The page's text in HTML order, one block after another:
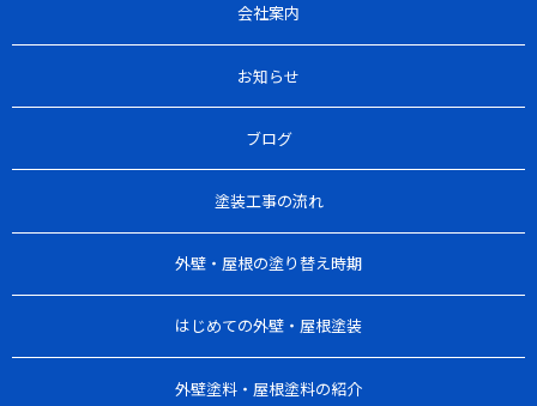
会社案内
お知らせ
ブログ
塗装工事の流れ
外壁・屋根の塗り替え時期
はじめての外壁・屋根塗装
外壁塗料・屋根塗料の紹介